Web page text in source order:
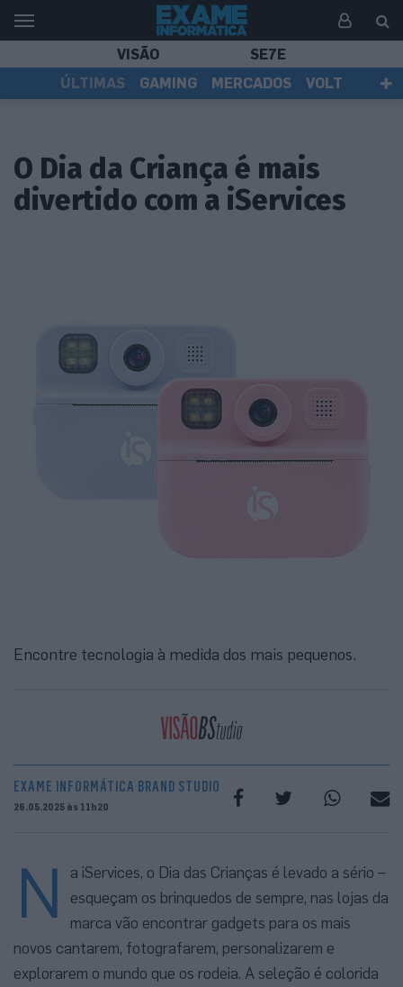
VISÃO
SE7E
ÚLTIMAS
GAMING MERCADOS
VOLT
O Dia da Criança é mais
divertido com a iServices
Encontre tecnologia à medida dos mais pequenos.
EXAME INFORMÁTICA BRAND STUDIO
26.05.2025 às 11h20
N
a iServices, o Dia das Crianças é levado a sério –
esqueçam os brinquedos de sempre, nas lojas da
marca vão encontrar gadgets para os mais
novos cantarem, fotografarem, personalizarem e
explorarem o mundo que os rodeia. A seleção é colorida